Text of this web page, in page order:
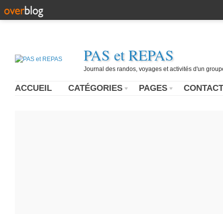
PAS et REPAS
Journal des randos, voyages et activités d'un
ACCUEIL CATÉGORIES PAGES CONTACT